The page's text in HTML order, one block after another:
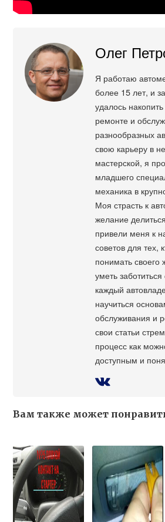
Олег
Я работаю
более 15 лет, и
удалось
ремонте и
разнообразных
свою карьеру в
мастерской, я
младшего
механика в
Моя страсть к
желание
привели меня к
советов для тех,
понимать своего
уметь
каждый
научиться
обслуживания и
свои статьи
процесс как
доступным и
Вам также может